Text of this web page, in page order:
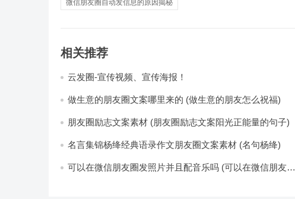
微信朋友圈自动发信息的原因揭秘
相关推荐
云发圈-宣传视频、宣传海报！
做生意的朋友圈文案哪里来的 (做生意的朋友怎么祝福)
朋友圈励志文案素材 (朋友圈励志文案阳光正能量的句子)
名言集锦杨绛经典语录作文朋友圈文案素材 (名句杨绛)
可以在微信朋友圈发照片并且配音乐吗 (可以在微信朋友圈